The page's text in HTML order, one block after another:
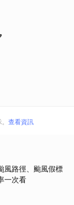
查看資訊
風路徑、颱風假標
一次看